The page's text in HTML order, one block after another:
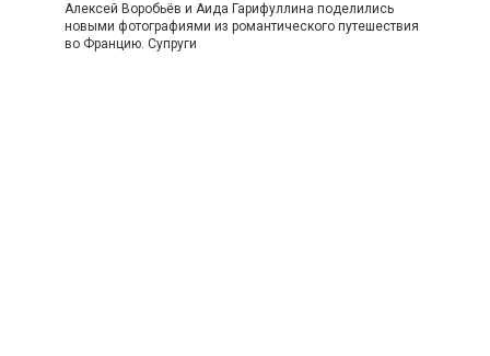
Алексей Воробьёв и Аида Гарифуллина поделились
новыми фотографиями из романтического путешествия
во Францию. Супруги